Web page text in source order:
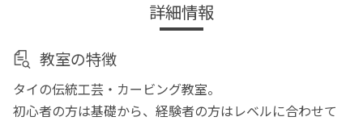
詳細情報
教室の特徴
タイの伝統工芸・カービング教室。
初心者の方は基礎から、経験者の方はレベルに合わせて